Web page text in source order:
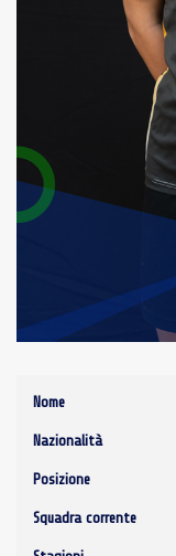
Nome
Nazionalità
Posizione
Squadra corrente